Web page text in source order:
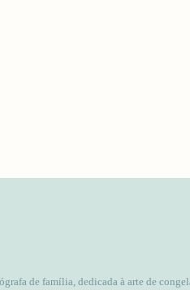
de família, dedicada à arte de